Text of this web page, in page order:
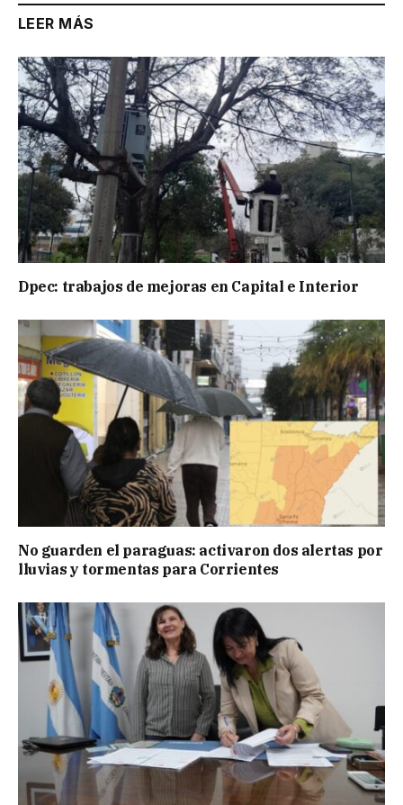
LEER MÁS
Dpec: trabajos de mejoras en Capital e Interior
No guarden el paraguas: activaron dos alertas por
lluvias y tormentas para Corrientes